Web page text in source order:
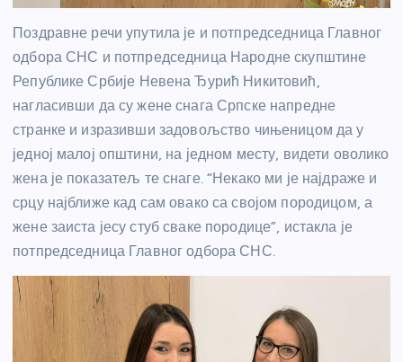
Поздравне речи упутила је и потпредседница Главног
одбора СНС и потпредседница Народне скупштине
Републике Србије Невена Ђурић Никитовић,
нагласивши да су жене снага Српске напредне
странке и изразивши задовољство чињеницом да у
једној малој општини, на једном месту, видети оволико
жена је показатељ те снаге. “Некако ми је најдраже и
срцу најближе кад сам овако са својом породицом, а
жене заиста јесу стуб сваке породице”, истакла је
потпредседница Главног одбора СНС.